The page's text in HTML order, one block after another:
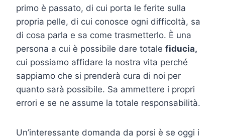
primo è passato, di cui porta le ferite sulla
propria pelle, di cui conosce ogni difficoltà, sa
di cosa parla e sa come trasmetterlo. È una
persona a cui è possibile dare totale fiducia,
cui possiamo affidare la nostra vita perché
sappiamo che si prenderà cura di noi per
quanto sarà possibile. Sa ammettere i propri
errori e se ne assume la totale responsabilità.
Un’interessante domanda da porsi è se oggi i